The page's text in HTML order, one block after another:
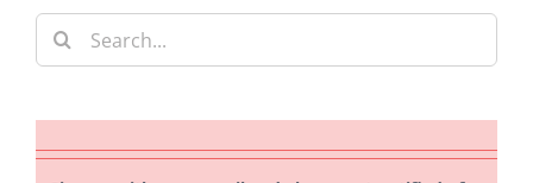
Search
for: